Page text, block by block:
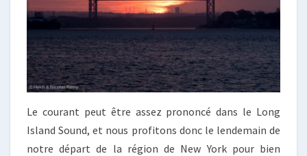
Le courant peut être assez prononcé dans le Long
Island Sound, et nous profitons donc le lendemain de
notre départ de la région de New York pour bien